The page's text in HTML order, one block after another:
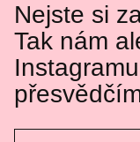
Nejste si
Tak nám